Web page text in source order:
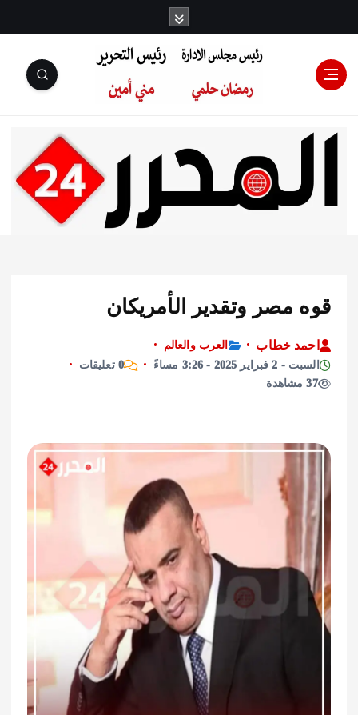
رئيس مجلس
الإدارة: رمضان
التحرير:مني أمين
مصر وتقدير الأمريكان
خطاب
العرب والعالم
0 تعليقات